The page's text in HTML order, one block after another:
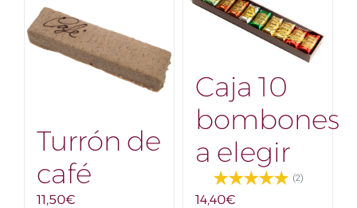
Turrón de
café
11,50€
Caja 10
bombones
a elegir
(2)
14,40€